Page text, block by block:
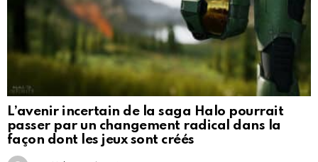
L’avenir incertain de la saga Halo pourrait
passer par un changement radical dans la
façon dont les jeux sont créés